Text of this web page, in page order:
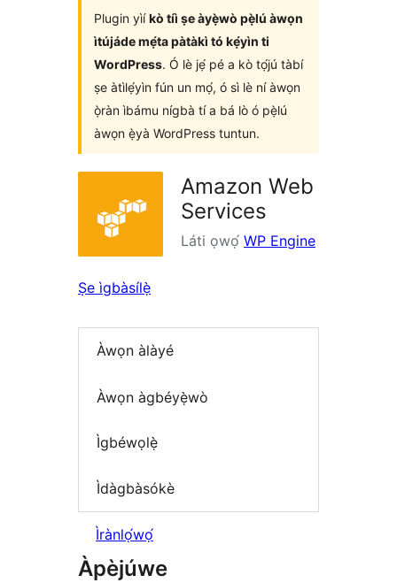
Plugin yìíkò tíì ṣe àyẹ̀wò pẹ̀lú àwọn
ìtújáde mẹ́ta pàtàkì tó kẹ́yìn ti
WordPress. Ó lè jẹ́ pé a kò tọ́jú tàbí
ṣe àtìlẹ́yìn fún un mọ́, ó sì lè ní àwọn
ọ̀ràn ìbámu nígbà tí a bá lò ó pẹ̀lú
àwọn ẹ̀yà WordPress tuntun.
Amazon Web
Services
Láti ọwọ́ WP Engine
Ṣe ìgbàsílẹ̀
Àwọn àlàyé
Àwọn àgbéyẹ̀wò
Ìgbéwọlẹ̀
Ìdàgbàsókè
Ìrànlọ́wọ́
Àpèjúwe